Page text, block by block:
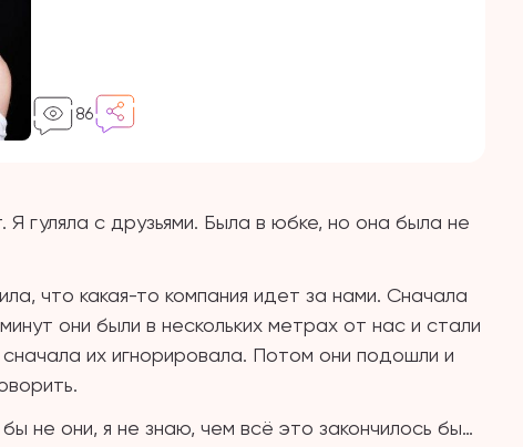
86
Я гуляла с друзьями. Была в юбке, но она была не
что какая-то компания идет за нами. Сначала
они были в нескольких метрах от нас и стали
их игнорировала. Потом они подошли и
не они, я не знаю, чем всё это закончилось бы…